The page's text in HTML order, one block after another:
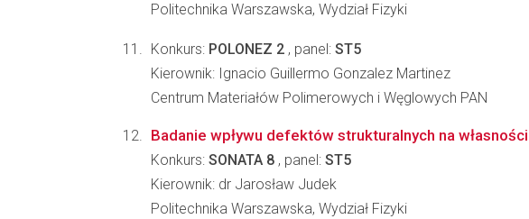
Politechnika Warszawska, Wydział Fizyki
Konkurs: POLONEZ 2 , panel: ST5
Kierownik: Ignacio Guillermo Gonzalez Martinez
Centrum Materiałów Polimerowych i Węglowych PAN
Badanie wpływu defektów strukturalnych na
Konkurs: SONATA 8 , panel: ST5
Kierownik: dr Jarosław Judek
Politechnika Warszawska, Wydział Fizyki